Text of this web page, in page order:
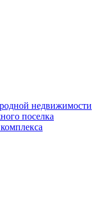
недвижимости
поселка